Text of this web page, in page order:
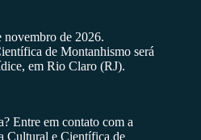
novembro de 2026.
de Montanhismo será
em Rio Claro (RJ).
Entre em contato com a
Cultural e Científica de